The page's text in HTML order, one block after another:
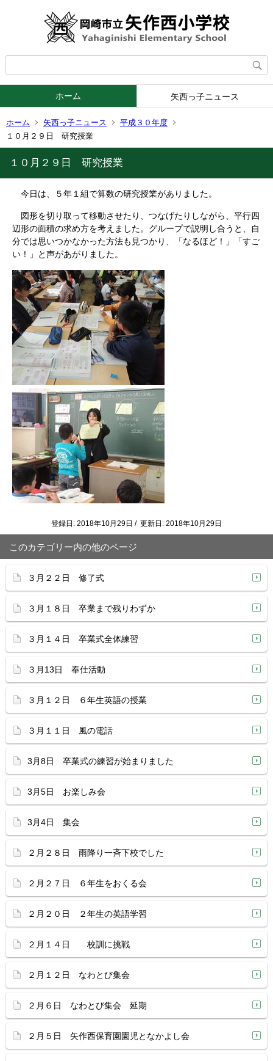
ホーム 矢西っ子ニュース
ホーム 矢西っ子ニュース
平成３０年度
１０月２９日 研究授業
１０月２９日 研究授業
今日は、５年１組で算数の研究授業がありました。
図形を切り取って移動させたり、つなげたりしながら、平行四
辺形の面積の求め方を考えました。グループで説明し合うと、自
分では思いつかなかった方法も見つかり、「なるほど！」「すご
い！」と声があがりました。
登録日: 2018年10月29日 / 更新日: 2018年10月29日
このカテゴリー内の他のページ
３月２２日 修了式
３月１８日 卒業まで残りわずか
３月１４日 卒業式全体練習
３月13日 奉仕活動
３月１２日 ６年生英語の授業
３月１１日 風の電話
3月8日 卒業式の練習が始まりました
3月5日 お楽しみ会
3月4日 集会
２月２８日 雨降り一斉下校でした
２月２７日 ６年生をおくる会
２月２０日 ２年生の英語学習
２月１４日 校訓に挑戦
２月１２日 なわとび集会
２月６日 なわとび集会 延期
２月５日 矢作西保育園園児となかよし会